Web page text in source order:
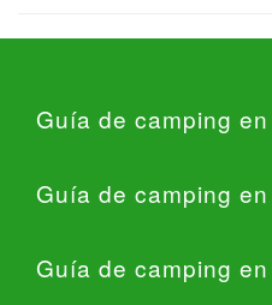
Guía de camping
Guía de camping
Guía de camping